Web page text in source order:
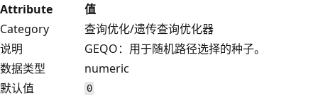
Attribute
值
Category
查询优化/遗传查询优化器
说明
GEQO：用于随机路径选择的种子。
数据类型
numeric
默认值
0